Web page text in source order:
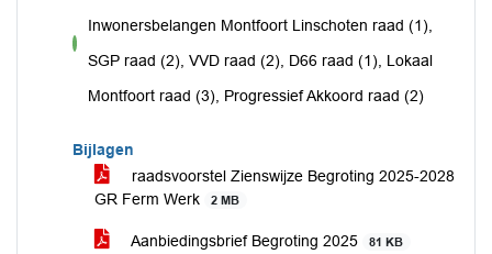
voor
Inwonersbelangen Montfoort Linschoten raad (1),
SGP raad (2), VVD raad (2), D66 raad (1), Lokaal
Montfoort raad (3), Progressief Akkoord raad (2)
Bijlagen
raadsvoorstel Zienswijze Begroting 2025-2028
GR Ferm Werk
2 MB
Aanbiedingsbrief Begroting 2025 81 KB